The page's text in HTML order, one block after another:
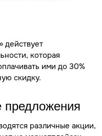
действует
которая
ими до 30%
скидку.
предложения
различные акции,